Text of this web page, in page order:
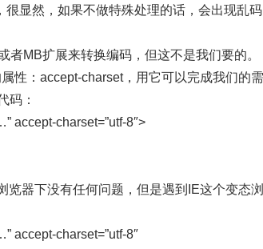
显然，如果不做特殊处理的话，会出现乱码
者MB扩展来转换编码，但这不是我们要的。
性：accept-charset，用它可以完成我们的需
码：
accept-charset=”utf-8″>
览器下没有任何问题，但是遇到IE这个变态
accept-charset=”utf-8″